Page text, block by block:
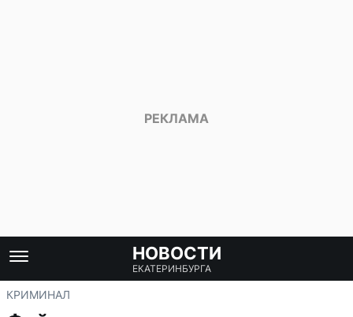
НОВОСТИ
ЕКАТЕРИНБУРГА
КРИМИНАЛ